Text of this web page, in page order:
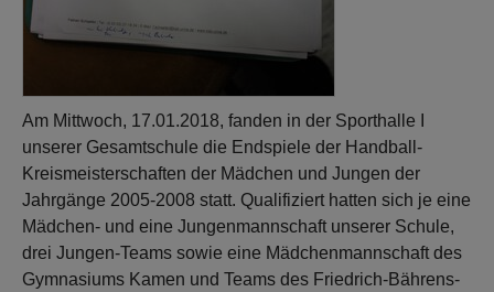
Am Mittwoch, 17.01.2018, fanden in der Sporthalle I
unserer Gesamtschule die Endspiele der Handball-
Kreismeisterschaften der Mädchen und Jungen der
Jahrgänge 2005-2008 statt. Qualifiziert hatten sich je eine
Mädchen- und eine Jungenmannschaft unserer Schule,
drei Jungen-Teams sowie eine Mädchenmannschaft des
Gymnasiums Kamen und Teams des Friedrich-Bährens-